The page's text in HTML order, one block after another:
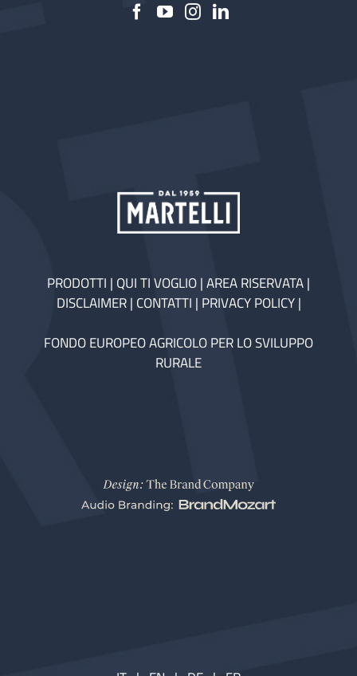
PRODOTTI | QUI TI VOGLIO|AREA RISERVATA|
DISCLAIMER| CONTATTI | PRIVACY POLICY|
FONDO EUROPEO AGRICOLO PER LO SVILUPPO
RURALE